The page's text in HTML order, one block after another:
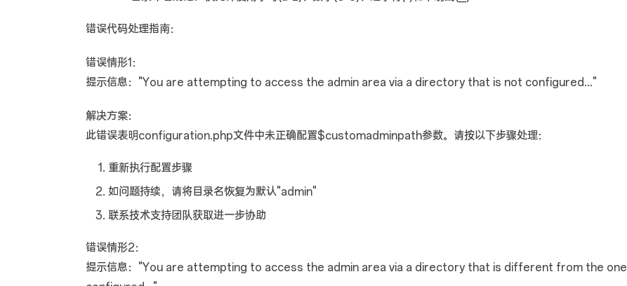
错误代码处理指南：
错误情形1：
提示信息："You are attempting to access the admin area via a directory that is not configured..."
解决方案：
此错误表明configuration.php文件中未正确配置$customadminpath参数。请按以下步骤处理：
重新执行配置步骤
如问题持续，请将目录名恢复为默认"admin"
联系技术支持团队获取进一步协助
错误情形2：
提示信息："You are attempting to access the admin area via a directory that is different from the one